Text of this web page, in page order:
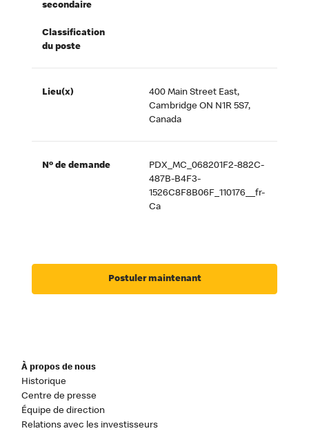
secondaire
Classification
du poste
Lieu(x)
400 Main Street East,
Cambridge ON N1R 5S7,
Canada
Nº de demande
PDX_MC_068201F2-882C-
487B-B4F3-
1526C8F8B06F_110176__fr-
Ca
Postuler maintenant
À propos de nous
Historique
Centre de presse
Équipe de direction
Relations avec les investisseurs